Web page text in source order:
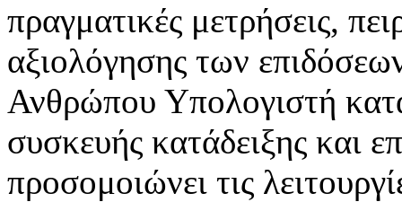
πραγματικές μετρήσεις,
αξιολόγησης των
Ανθρώπου Υπολογιστή
συσκευής κατάδειξης και
προσομοιώνει τις